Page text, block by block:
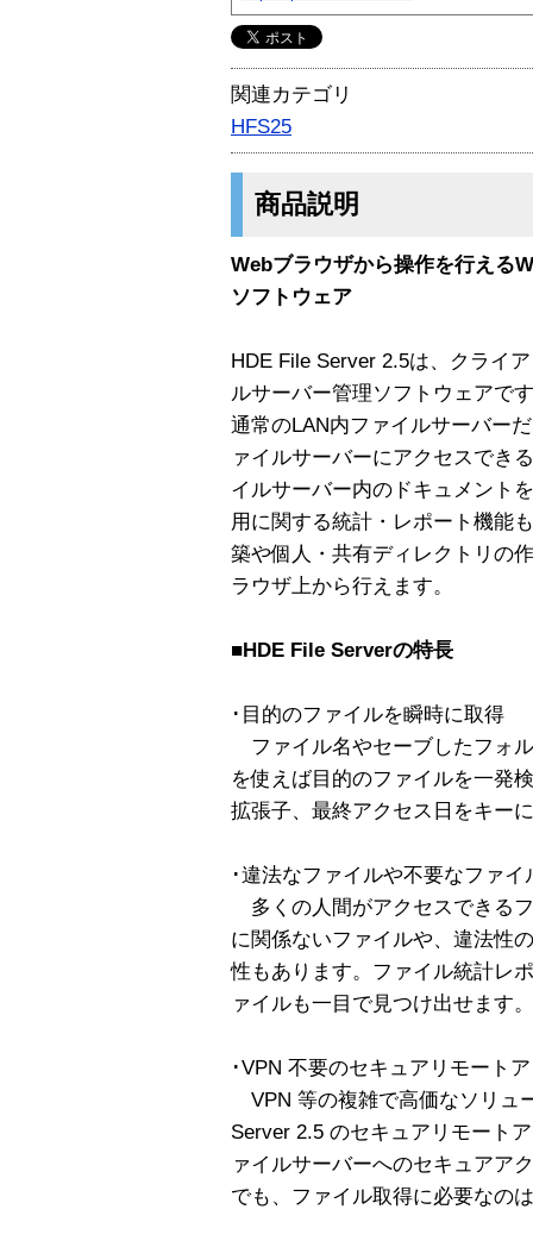
関連カテゴリ
HFS25
商品説明
Webブラウザから操作を行える
ソフトウェア
HDE File Server 2.5は、クライ
ルサーバー管理ソフトウェアで
通常のLAN内ファイルサーバー
ァイルサーバーにアクセスでき
イルサーバー内のドキュメント
用に関する統計・レポート機能
築や個人・共有ディレクトリの
ラウザ上から行えます。
■HDE File Serverの特長
･目的のファイルを瞬時に取得
ファイル名やセーブしたフォ
を使えば目的のファイルを一発
拡張子、最終アクセス日をキー
･違法なファイルや不要なファ
多くの人間がアクセスできる
に関係ないファイルや、違法性
性もあります。ファイル統計レ
ァイルも一目で見つけ出せます。
･VPN 不要のセキュアリモート
VPN 等の複雑で高価なソリュ
Server 2.5 のセキュアリモート
ァイルサーバーへのセキュアア
でも、ファイル取得に必要なの